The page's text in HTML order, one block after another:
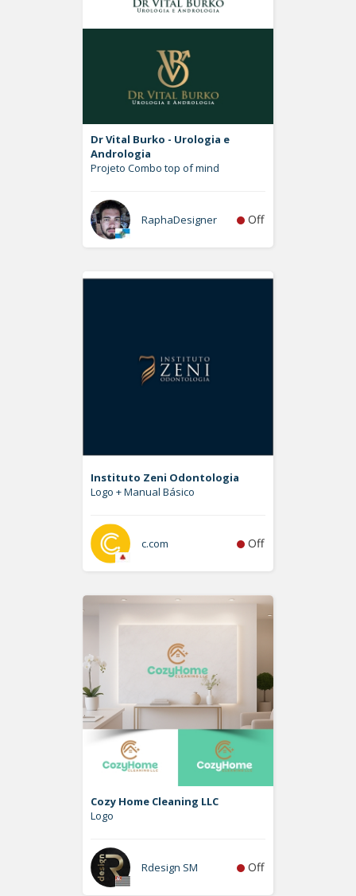
Dr Vital Burko - Urologia e
Andrologia
Projeto Combo top of mind
RaphaDesigner Off
Instituto Zeni Odontologia
Logo + Manual Básico
c.com Off
Cozy Home Cleaning LLC
Logo
Rdesign SM Off